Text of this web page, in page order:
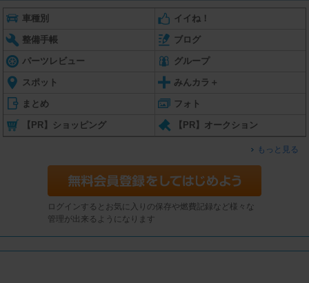
車種別 イイね！
整備手帳 ブログ
パーツレビュー グループ
スポット みんカラ＋
まとめ フォト
【PR】ショッピング 【PR】オークション
もっと見る
ログインするとお気に入りの保存や燃費記録など様々な
管理が出来るようになります